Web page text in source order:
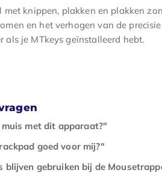
met knippen, plakken en plakken
en het verhogen van de
als je MTkeys geïnstalleerd hebt.
met dit apparaat?"
goed voor mij?"
blijven gebruiken bij de